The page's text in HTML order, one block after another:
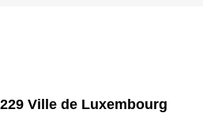
Ville de Luxembourg